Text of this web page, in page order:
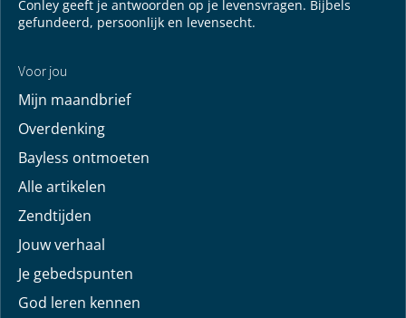
Conley geeft je antwoorden op je levensvragen. Bijbels
gefundeerd, persoonlijk en levensecht.
Voor jou
Mijn maandbrief
Overdenking
Bayless ontmoeten
Alle artikelen
Zendtijden
Jouw verhaal
Je gebedspunten
God leren kennen